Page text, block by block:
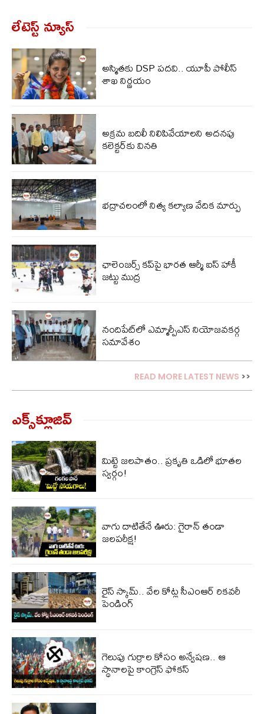
లేటెస్ట్ న్యూస్‌
అస్మితకు DSP పదవి.. యూపీ పోలీస్
శాఖ నిర్ణయం
అక్రమ బదిలీ నిలిపివేయాలని అదనపు
కలెక్టర్‌కు వినతి
భద్రాచలంలో నిత్య కల్యాణ వేదిక మార్పు
ఛాలెంజర్స్ కప్‌పై భారత ఆర్మీ ఐస్ హాకీ
జట్టు ముద్ర
నందిపేట్‌లో ఎమ్మార్పీఎస్ నియోజవకర్గ
సమావేశం
READ MORE LATEST NEWS >>
ఎక్స్‌క్లూజివ్‌
మిట్టె జలపాతం.. ప్రకృతి ఒడిలో భూతల
స్వర్గం!
వాగు దాటితేనే ఊరు: గైరాన్ తండా
జలపరీక్ష!
రైస్ స్కామ్.. వేల కోట్ల‌ సీఎంఆర్ రికవరీ
పెండింగ్
గెలుపు గుర్రాల కోసం అన్వేషణ.. ఆ
స్థానాలపై కాంగ్రెస్ ఫోకస్